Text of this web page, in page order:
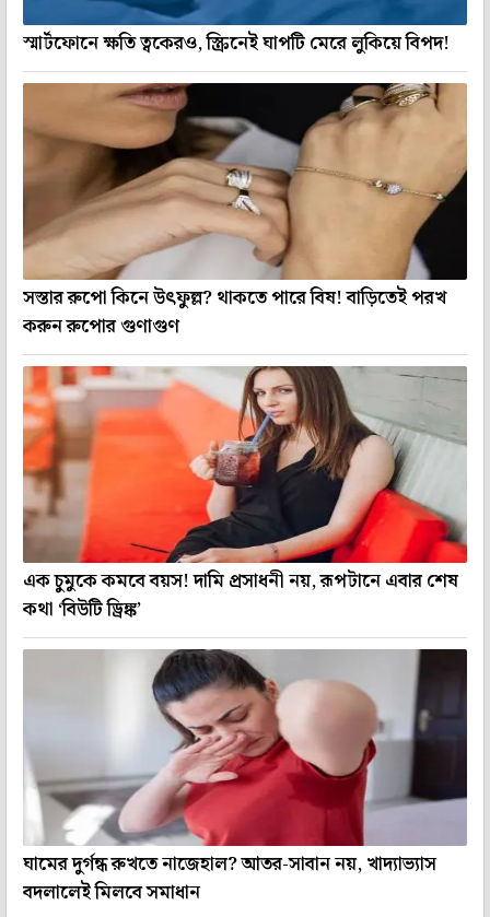
স্মার্টফোনে ক্ষতি ত্বকেরও, স্ক্রিনেই ঘাপটি মেরে লুকিয়ে বিপদ!
সস্তার রুপো কিনে উৎফুল্ল? থাকতে পারে বিষ! বাড়িতেই পরখ
করুন রুপোর গুণাগুণ
এক চুমুকে কমবে বয়স! দামি প্রসাধনী নয়, রূপটানে এবার শেষ
কথা ‘বিউটি ড্রিঙ্ক’
ঘামের দুর্গন্ধ রুখতে নাজেহাল? আতর-সাবান নয়, খাদ্যাভ্যাস
বদলালেই মিলবে সমাধান